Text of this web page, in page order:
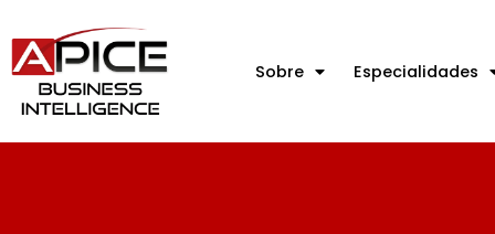
Sobre Especialidades